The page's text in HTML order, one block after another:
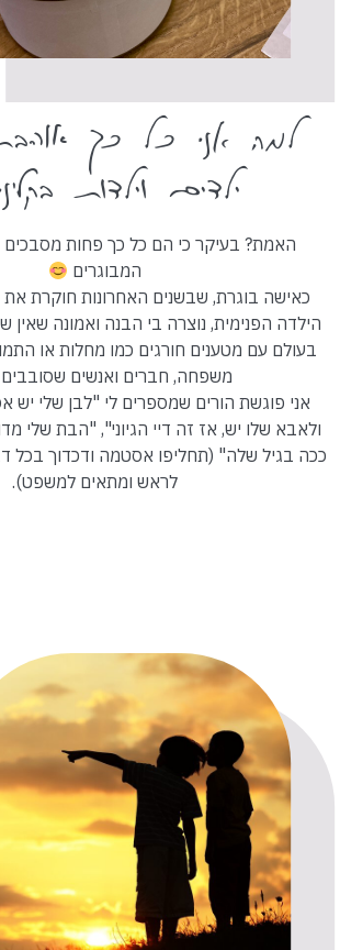
למה אני כל כך
ילדים וילדות
האמת? בעיקר כי הם כל כך פחות מסבכים
המבוגרים
כאישה בוגרת, שבשנים האחרונות חוקרת
הילדה הפנימית, נוצרה בי הבנה ואמונה
בעולם עם מטענים חורגים כמו מחלות או
משפחה, חברים ואנשים שסובבים
אני פוגשת הורים שמספרים לי "לבן שלי יש
ולאבא שלו יש, אז זה דיי הגיוני", "הבת שלי
ככה בגיל שלה" (תחליפו אסטמה ודכדוך בכל
לראש ומתאים למשפט).